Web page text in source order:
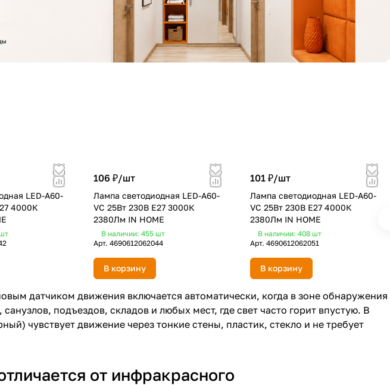
LED-A60-
4000К
шт
106 ₽/шт
Лампа светодиодная LED-A60-
VC 25Вт 230В Е27 3000К
2380Лм IN HOME
В наличии: 455 шт
Арт. 4690612062044
В корзину
101 ₽/шт
Лампа светодиодная LED-A60-
VC 25Вт 230В Е27 4000К
2380Лм IN HOME
В наличии: 408 шт
Арт. 4690612062051
В корзину
датчиком движения включается автоматически, когда в зоне обнаружения
подъездов, складов и любых мест, где свет часто горит впустую. В
чувствует движение через тонкие стены, пластик, стекло и не требует
от инфракрасного